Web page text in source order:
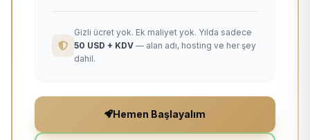
Gizli ücret yok. Ek maliyet yok. Yılda sadece
50 USD + KDV — alan adı, hosting ve her şey
dahil.
Hemen Başlayalım